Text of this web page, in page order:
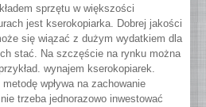
sprzętu w większości
jest kserokopiarka. Dobrej jakości
się wiązać z dużym wydatkiem dla
stać. Na szczęście na rynku można
wynajem kserokopiarek.
wpływa na zachowanie
trzeba jednorazowo inwestować